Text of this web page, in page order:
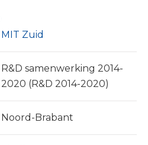
MIT Zuid
R&D samenwerking 2014-
2020 (R&D 2014-2020)
Noord-Brabant